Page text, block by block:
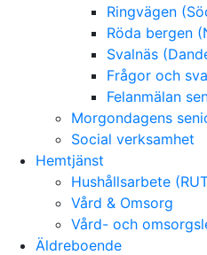
Ringvägen
Röda bergen
Svalnäs
Frågor och
Felanmälan
Morgondagens
Social verksamhet
Hemtjänst
Hushållsarbete
Vård & Omsorg
Vård- och
Äldreboende